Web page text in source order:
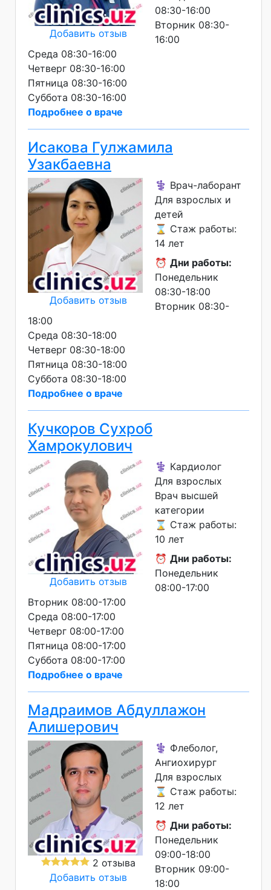
Добавить отзыв
08:30-16:00
Вторник 08:30-
16:00
Среда 08:30-16:00
Четверг 08:30-16:00
Пятница 08:30-16:00
Суббота 08:30-16:00
Подробнее о враче
Исакова Гулжамила
Узакбаевна
Добавить отзыв
⚕️ Врач-лаборант
Для взрослых и
детей
⌛ Стаж работы:
14 лет
⏰ Дни работы:
Понедельник
08:30-18:00
Вторник 08:30-
18:00
Среда 08:30-18:00
Четверг 08:30-18:00
Пятница 08:30-18:00
Суббота 08:30-18:00
Подробнее о враче
Кучкоров Сухроб
Хамрокулович
Добавить отзыв
⚕️ Кардиолог
Для взрослых
Врач высшей
категории
⌛ Стаж работы:
10 лет
⏰ Дни работы:
Понедельник
08:00-17:00
Вторник 08:00-17:00
Среда 08:00-17:00
Четверг 08:00-17:00
Пятница 08:00-17:00
Суббота 08:00-17:00
Подробнее о враче
Мадраимов Абдуллажон
Алишерович
2 отзыва
Добавить отзыв
⚕️ Флеболог,
Ангиохирург
Для взрослых
⌛ Стаж работы:
12 лет
⏰ Дни работы:
Понедельник
09:00-18:00
Вторник 09:00-
18:00